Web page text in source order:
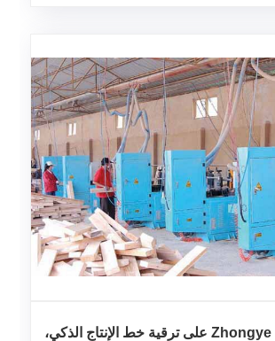
تعمل Zhongye Sauna على ترقية خط الإنتاج الذكي،